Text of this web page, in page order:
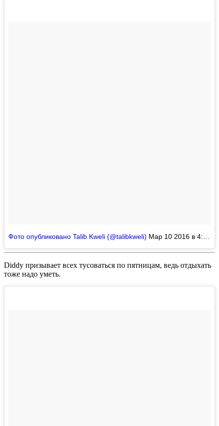
Фото опубликовано Talib Kweli (@talibkweli) Мар 10 2016 в 4:35 PST
Diddy призывает всех тусоваться по пятницам, ведь отдыхать
тоже надо уметь.